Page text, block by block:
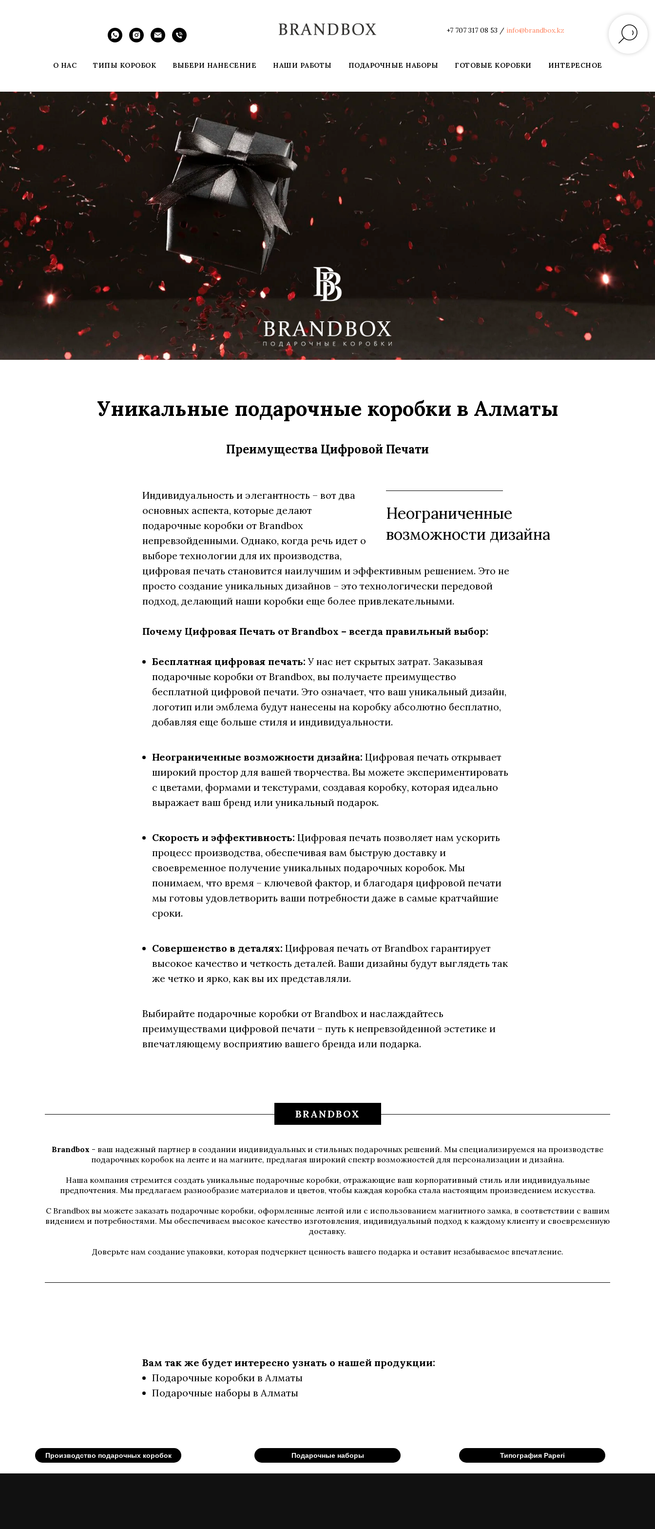
+7 707 317 08 53 / info@brandbox.kz
О НАС ТИПЫ КОРОБОК ВЫБЕРИ НАНЕСЕНИЕ НАШИ РАБОТЫ ПОДАРОЧНЫЕ НАБОРЫ ГОТОВЫЕ КОРОБКИ ИНТЕРЕСНОЕ
Уникальные подарочные коробки в Алматы
Преимущества Цифровой Печати
Неограниченные
возможности дизайна
Индивидуальность и элегантность – вот два
основных аспекта, которые делают
подарочные коробки от Brandbox
непревзойденными. Однако, когда речь идет о
выборе технологии для их производства,
цифровая печать становится наилучшим и эффективным решением. Это не
просто создание уникальных дизайнов – это технологически передовой
подход, делающий наши коробки еще более привлекательными.
Почему Цифровая Печать от Brandbox – всегда правильный выбор:
Бесплатная цифровая печать: У нас нет скрытых затрат. Заказывая
подарочные коробки от Brandbox, вы получаете преимущество
бесплатной цифровой печати. Это означает, что ваш уникальный дизайн,
логотип или эмблема будут нанесены на коробку абсолютно бесплатно,
добавляя еще больше стиля и индивидуальности.
Неограниченные возможности дизайна: Цифровая печать открывает
широкий простор для вашей творчества. Вы можете экспериментировать
с цветами, формами и текстурами, создавая коробку, которая идеально
выражает ваш бренд или уникальный подарок.
Скорость и эффективность: Цифровая печать позволяет нам ускорить
процесс производства, обеспечивая вам быструю доставку и
своевременное получение уникальных подарочных коробок. Мы
понимаем, что время – ключевой фактор, и благодаря цифровой печати
мы готовы удовлетворить ваши потребности даже в самые кратчайшие
сроки.
Совершенство в деталях: Цифровая печать от Brandbox гарантирует
высокое качество и четкость деталей. Ваши дизайны будут выглядеть так
же четко и ярко, как вы их представляли.
Выбирайте подарочные коробки от Brandbox и наслаждайтесь
преимуществами цифровой печати – путь к непревзойденной эстетике и
впечатляющему восприятию вашего бренда или подарка.
BRANDBOX
Brandbox - ваш надежный партнер в создании индивидуальных и стильных подарочных решений. Мы специализируемся на производстве
подарочных коробок на ленте и на магните, предлагая широкий спектр возможностей для персонализации и дизайна.
Наша компания стремится создать уникальные подарочные коробки, отражающие ваш корпоративный стиль или индивидуальные
предпочтения. Мы предлагаем разнообразие материалов и цветов, чтобы каждая коробка стала настоящим произведением искусства.
С Brandbox вы можете заказать подарочные коробки, оформленные лентой или с использованием магнитного замка, в соответствии с вашим
видением и потребностями. Мы обеспечиваем высокое качество изготовления, индивидуальный подход к каждому клиенту и своевременную
доставку.
Доверьте нам создание упаковки, которая подчеркнет ценность вашего подарка и оставит незабываемое впечатление.
Вам так же будет интересно узнать о нашей продукции:
Подарочные коробки в Алматы
Подарочные наборы в Алматы
Производство подарочных коробок Подарочные наборы Типография Paperi